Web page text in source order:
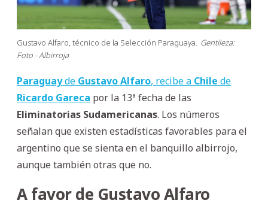
Gustavo Alfaro, técnico de la Selección Paraguaya. Gentileza:
Foto - Albirroja
Paraguayde Gustavo Alfaro, recibe a Chile de
Ricardo Gareca por la 13ª fecha de las
Eliminatorias Sudamericanas. Los números
señalan que existen estadísticas favorables para el
argentino que se sienta en el banquillo albirrojo,
aunque también otras que no.
A favor de Gustavo Alfaro